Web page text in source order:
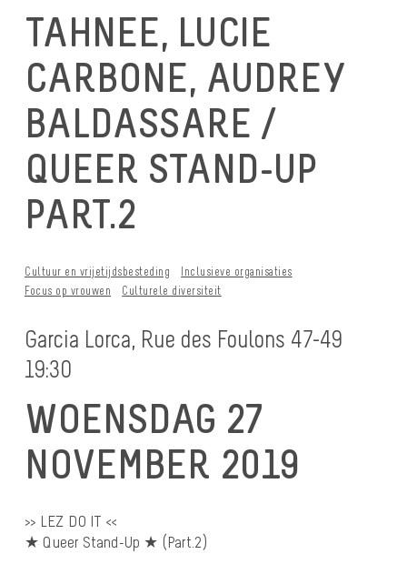
TAHNEE, LUCIE
CARBONE, AUDREY
BALDASSARE /
QUEER STAND-UP
PART.2
Cultuur en vrijetijdsbesteding
Inclusieve organisaties
Focus op vrouwen
Culturele diversiteit
Garcia Lorca, Rue des Foulons 47-49
19:30
WOENSDAG 27
NOVEMBER 2019
>> LEZ DO IT <<
★ Queer Stand-Up ★ (Part.2)